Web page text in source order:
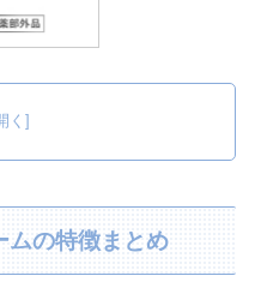
ムの特徴まとめ